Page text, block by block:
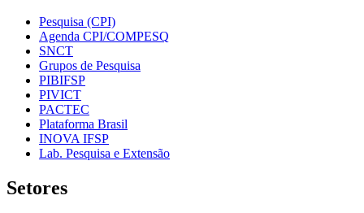
Pesquisa (CPI)
Agenda CPI/COMPESQ
SNCT
Grupos de Pesquisa
PIBIFSP
PIVICT
PACTEC
Plataforma Brasil
INOVA IFSP
Lab. Pesquisa e Extensão
Setores